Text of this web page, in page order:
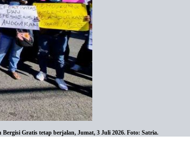
Gratis tetap berjalan, Jumat, 3 Juli 2026. Foto: Satria.